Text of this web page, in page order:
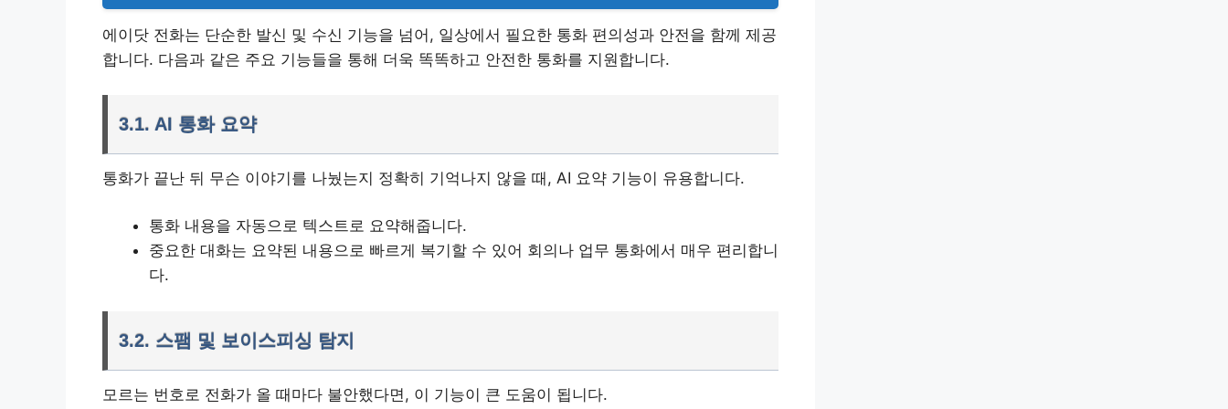
에이닷 전화는 단순한 발신 및 수신 기능을 넘어, 일상에서 필요한 통화 편의성과 안전을 함께 제공
합니다. 다음과 같은 주요 기능들을 통해 더욱 똑똑하고 안전한 통화를 지원합니다.
3.1. AI 통화 요약
통화가 끝난 뒤 무슨 이야기를 나눴는지 정확히 기억나지 않을 때, AI 요약 기능이 유용합니다.
통화 내용을 자동으로 텍스트로 요약해줍니다.
중요한 대화는 요약된 내용으로 빠르게 복기할 수 있어 회의나 업무 통화에서 매우 편리합니
다.
3.2. 스팸 및 보이스피싱 탐지
모르는 번호로 전화가 올 때마다 불안했다면, 이 기능이 큰 도움이 됩니다.